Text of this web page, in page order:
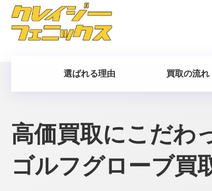
選ばれる理由 買取の流れ
高価買取にこだわ
ゴルフグローブ買